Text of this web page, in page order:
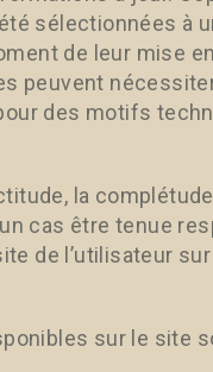
sélectionnées à
de leur mise
peuvent
des motifs
la
cas être tenue
de l’utilisateur
sur le site